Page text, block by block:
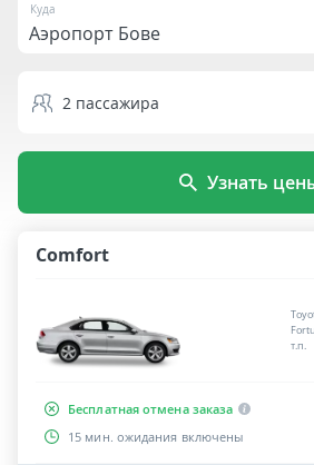
Куда
2 пассажира
Узнать
Comfort
т.п.
Бесплатная отмена заказа
15 мин. ожидания включены